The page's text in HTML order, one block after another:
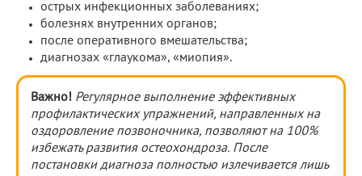
острых инфекционных заболеваниях;
болезнях внутренних органов;
после оперативного вмешательства;
диагнозах «глаукома», «миопия».
Важно! Регулярное выполнение эффективных
профилактических упражнений, направленных на
оздоровление позвоночника, позволяют на 100%
избежать развития остеохондроза. После
постановки диагноза полностью излечивается лишь